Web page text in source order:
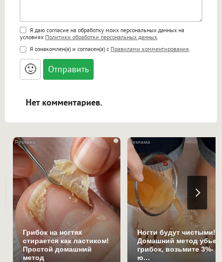
Поддержка HTML
<b>, <strong>, <u>, <i>, <em>, <s>, <big>,
<small>, <sup>, <sub>, <pre>, <ul>, <ol>, <li>,
<blockquote>, <code> экранирует HTML,
адреса URL автоматически становятся
ссылками, и [img]адрес[/img] будет
Я даю согласие на обработку моих персональных данных на
условиях Политики обработки персональных данных.
Я ознакомлен(а) и согласен(а) с Правилами комментирования.
🙂
Нет комментариев.
i
Грибок на ногтях
стирается как ластиком!
Простой домашний
метод
Ногти будут чистыми!
Домашний метод убьет
грибок, возьмите 3%-
ю…